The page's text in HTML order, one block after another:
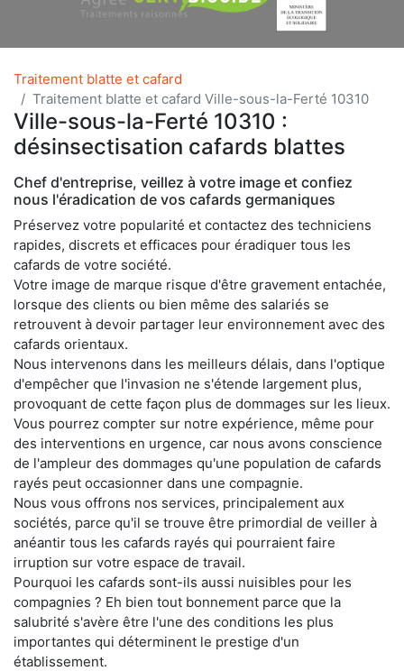
Traitement blatte et cafard
Traitement blatte et cafard Ville-sous-la-Ferté 10310
Ville-sous-la-Ferté 10310 :
désinsectisation cafards blattes
Chef d'entreprise, veillez à votre image et confiez
nous l'éradication de vos cafards germaniques
Préservez votre popularité et contactez des techniciens
rapides, discrets et efficaces pour éradiquer tous les
cafards de votre société.
Votre image de marque risque d'être gravement entachée,
lorsque des clients ou bien même des salariés se
retrouvent à devoir partager leur environnement avec des
cafards orientaux.
Nous intervenons dans les meilleurs délais, dans l'optique
d'empêcher que l'invasion ne s'étende largement plus,
provoquant de cette façon plus de dommages sur les lieux.
Vous pourrez compter sur notre expérience, même pour
des interventions en urgence, car nous avons conscience
de l'ampleur des dommages qu'une population de cafards
rayés peut occasionner dans une compagnie.
Nous vous offrons nos services, principalement aux
sociétés, parce qu'il se trouve être primordial de veiller à
anéantir tous les cafards rayés qui pourraient faire
irruption sur votre espace de travail.
Pourquoi les cafards sont-ils aussi nuisibles pour les
compagnies ? Eh bien tout bonnement parce que la
salubrité s'avère être l'une des conditions les plus
importantes qui déterminent le prestige d'un
établissement.